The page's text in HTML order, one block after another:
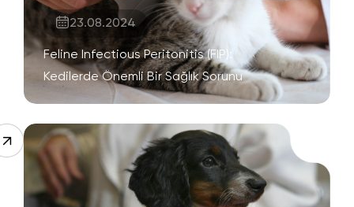
23.08.2024
Feline Infectious Peritonitis (FIP):
Kedilerde Önemli Bir Sağlık Sorunu